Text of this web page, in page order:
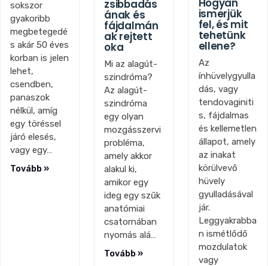
sokszor
gyakoribb
megbetegedé
s akár 50 éves
korban is jelen
lehet,
csendben,
panaszok
nélkül, amíg
egy töréssel
járó elesés,
vagy egy…
Tovább »
zsibbadás
ának és
fájdalmán
ak rejtett
oka
Mi az alagút-
szindróma?
Az alagút-
szindróma
egy olyan
mozgásszervi
probléma,
amely akkor
alakul ki,
amikor egy
ideg egy szűk
anatómiai
csatornában
nyomás alá…
Tovább »
Hogyan
ismerjük
fel, és mit
tehetünk
ellene?
Az
ínhüvelygyulla
dás, vagy
tendovaginiti
s, fájdalmas
és kellemetlen
állapot, amely
az inakat
körülvevő
hüvely
gyulladásával
jár.
Leggyakrabba
n ismétlődő
mozdulatok
vagy